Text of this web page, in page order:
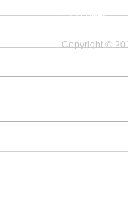
運営者情報
Copyright ©